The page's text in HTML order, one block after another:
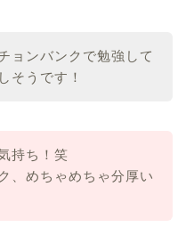
ョンバンクで勉強して
そうです！
持ち！笑
、めちゃめちゃ分厚い